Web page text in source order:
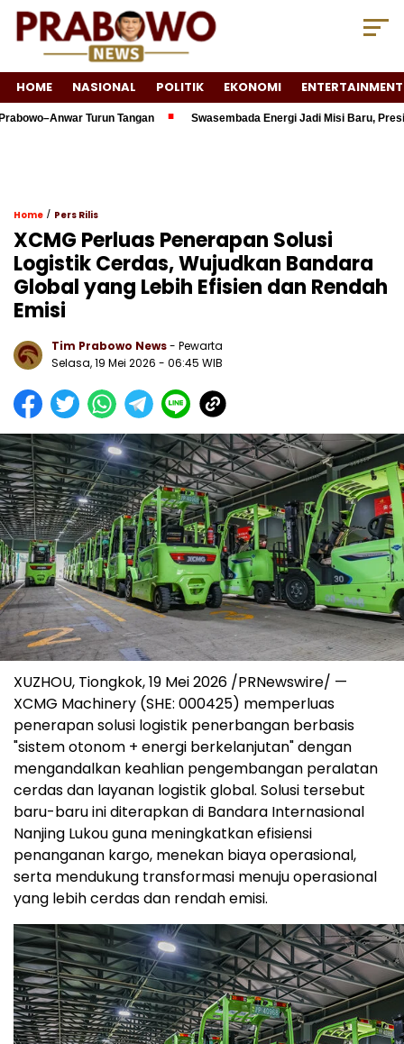
HOME NASIONAL POLITIK EKONOMI ENTERTAINMENT
Turun Tangan Swasembada Energi Jadi Misi Baru, Presiden
Home / Pers Rilis
XCMG Perluas Penerapan Solusi
Logistik Cerdas, Wujudkan Bandara
Global yang Lebih Efisien dan Rendah
Emisi
Tim Prabowo News- Pewarta
Selasa, 19 Mei 2026 - 06:45 WIB
XUZHOU, Tiongkok, 19 Mei 2026 /PRNewswire/ —
XCMG Machinery (SHE: 000425) memperluas
penerapan solusi logistik penerbangan berbasis
"sistem otonom + energi berkelanjutan" dengan
mengandalkan keahlian pengembangan peralatan
cerdas dan layanan logistik global. Solusi tersebut
baru-baru ini diterapkan di Bandara Internasional
Nanjing Lukou guna meningkatkan efisiensi
penanganan kargo, menekan biaya operasional,
serta mendukung transformasi menuju operasional
yang lebih cerdas dan rendah emisi.